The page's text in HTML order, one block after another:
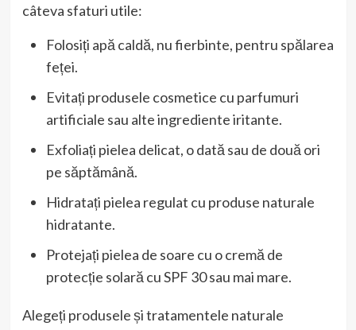
câteva sfaturi utile:
Folosiți apă caldă, nu fierbinte, pentru spălarea
feței.
Evitați produsele cosmetice cu parfumuri
artificiale sau alte ingrediente iritante.
Exfoliați pielea delicat, o dată sau de două ori
pe săptămână.
Hidratați pielea regulat cu produse naturale
hidratante.
Protejați pielea de soare cu o cremă de
protecție solară cu SPF 30 sau mai mare.
Alegeți produsele și tratamentele naturale